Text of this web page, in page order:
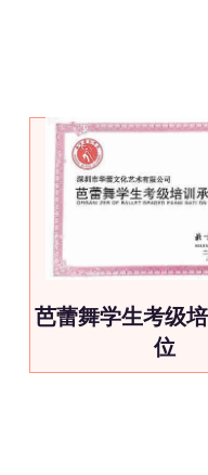
芭蕾舞学生考级
位